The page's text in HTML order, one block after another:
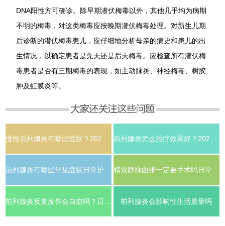
DNA阳性方可确诊。除早期潜伏梅毒以外，其他几乎均为病期
不明的梅毒，对这类梅毒应按晚期潜伏梅毒处理。对新生儿期
后诊断的潜伏梅毒患儿，应仔细地分析母亲的病史和患儿的出
生情况，以确定患者是先天还是后天梅毒。应检查所有潜伏梅
毒患者是否有三期梅毒的表现，如主动脉炎、神经梅毒、树胶
肿及虹膜炎等。
前列腺炎有哪些常见症状日常护理需要注意什么 精索静脉曲张一定要手术吗日常需要注意什么
前列腺炎会影响性生活质量吗